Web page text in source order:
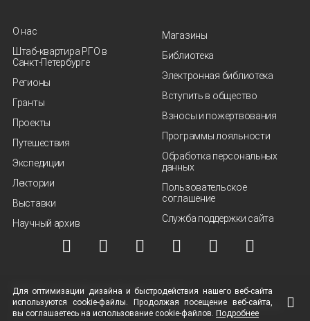
О нас
Штаб-квартира РГО в
Санкт‑Петербурге
Регионы
Гранты
Проекты
Путешествия
Экспедиции
Лектории
Выставки
Научный архив
Магазины
Библиотека
Электронная библиотека
Вступить в общество
Взносы и пожертвования
Программы лояльности
Обработка персональных
данных
Пользовательское
соглашение
Служба поддержки сайта
© ВОО "Русское географическое общество", 2013-2026 г.
Условия использования материалов
Политика защиты и обработки персональных
данных
Для оптимизации дизайна и быстродействия нашего веб-сайта
используются cookie-файлы. Продолжая посещение веб-сайта,
вы соглашаетесь на использование cookie-файлов. Подробнее